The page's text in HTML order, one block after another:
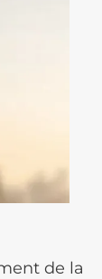
de la